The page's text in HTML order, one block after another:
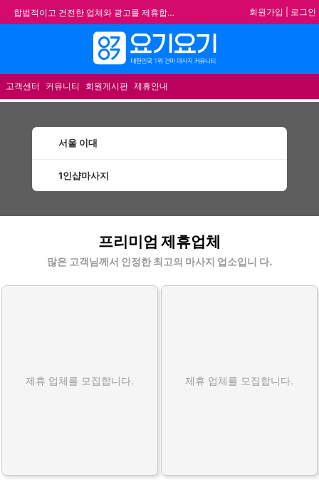
합법적이고 건전한 업체와 광고를 제휴합니다.
★요기요기 설 연휴 휴무 안내★
★ 요기요기 업체회원 안내사항 ★
불건전한 게시글은 삭제 및 회원탈퇴 됩니다.
회원가입 로그인
고객센터 커뮤니티 회원게시판 제휴안내
서울 이대
1인샵마사지
프리미엄 제휴업체
많은 고객님께서 인정한 최고의 마사지 업소입니 다.
제휴 업체를 모집합니다. 제휴 업체를 모집합니다.